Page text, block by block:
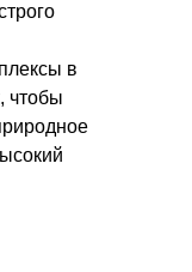
в
чтобы